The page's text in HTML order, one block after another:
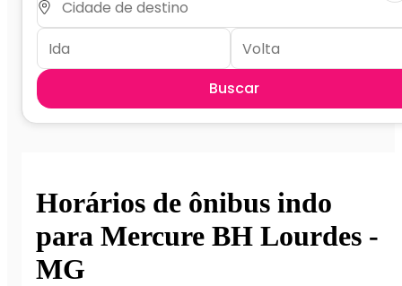
Buscar
Horários de ônibus indo
para Mercure BH Lourdes -
MG